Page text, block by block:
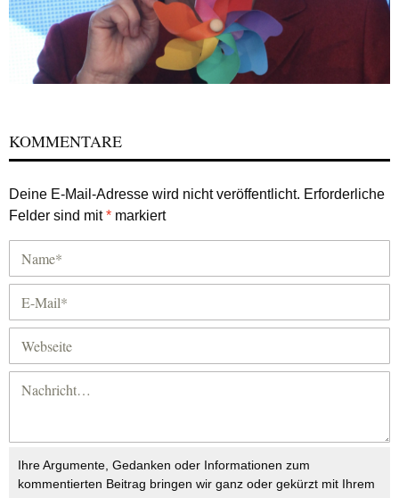
KOMMENTARE
Deine E-Mail-Adresse wird nicht veröffentlicht. Erforderliche
Felder sind mit* markiert
Ihre Argumente, Gedanken oder Informationen zum
kommentierten Beitrag bringen wir ganz oder gekürzt mit Ihrem